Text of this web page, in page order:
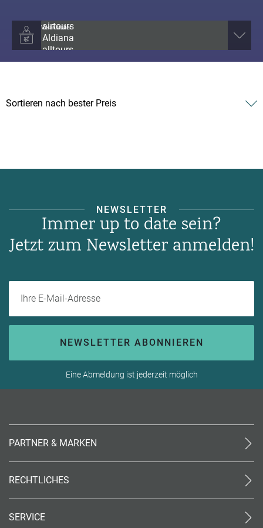
Veranstalter
NEWSLETTER
Immer up to date sein?
Jetzt zum Newsletter anmelden!
NEWSLETTER ABONNIEREN
Eine Abmeldung ist jederzeit möglich
PARTNER & MARKEN
meinreisespezialist
Reiseland
OTTO Reisen
RECHTLICHES
Datenschutz
SERVICE